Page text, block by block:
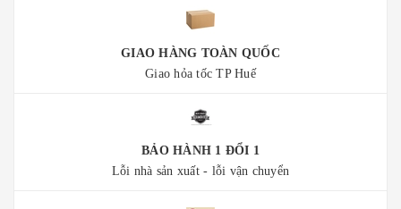
GIAO HÀNG TOÀN QUỐC
Giao hỏa tốc TP Huế
BẢO HÀNH 1 ĐỔI 1
Lỗi nhà sản xuất - lỗi vận chuyển